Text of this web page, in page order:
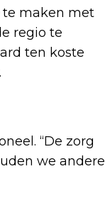
te maken met
regio te
ten koste
“De zorg
we andere